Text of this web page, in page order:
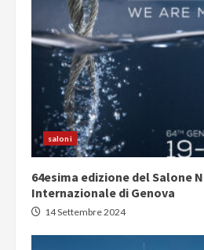
saloni
64esima edizione del Salone
Internazionale di Genova
14 Settembre 2024